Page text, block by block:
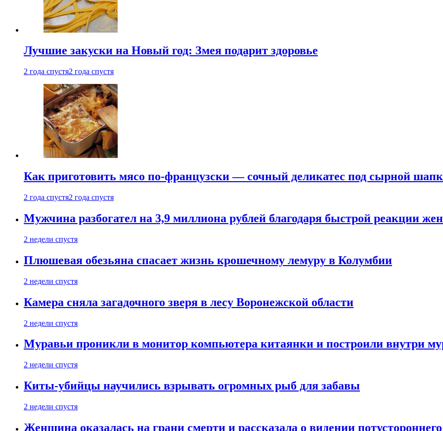
Лучшие закуски на Новый год: Змея подарит здоровье
2 года спустя2 года спустя
Как приготовить мясо по-французски — сочный деликатес под сырной
2 года спустя2 года спустя
Мужчина разбогател на 3,9 миллиона рублей благодаря быстрой реакции
2 недели спустя
Плюшевая обезьяна спасает жизнь крошечному лемуру в Колумбии
2 недели спустя
Камера сняла загадочного зверя в лесу Воронежской области
2 недели спустя
Муравьи проникли в монитор компьютера китаянки и построили внутри
2 недели спустя
Киты-убийцы научились взрывать огромных рыб для забавы
2 недели спустя
Женщина оказалась на грани смерти и рассказала о видении